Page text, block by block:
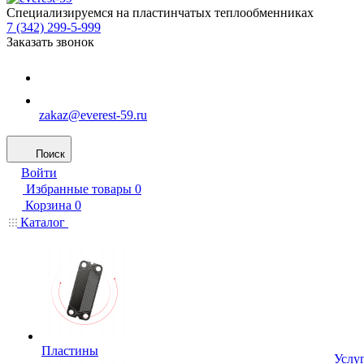
Специализируемся на пластинчатых теплообменниках
7 (342) 299-5-999
Заказать звонок
zakaz@everest-59.ru
Поиск
Войти
Избранные товары 0
Корзина 0
Каталог
Пластины